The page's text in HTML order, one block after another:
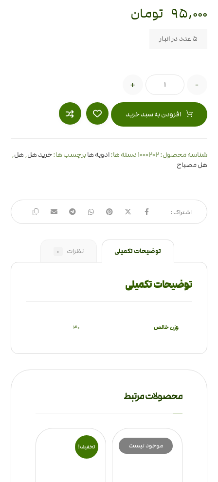
۹۵,۰۰۰ تومان
5 عدد در انبار
-
+
افزودن به سبد خرید
شناسه محصول:1000202 دسته ها:ادویه هابرچسب ها:خرید هل, هل,
هل مصباح
توضیحات تکمیلی نظرات 0
توضیحات تکمیلی
وزن خالص 30
محصولات مرتبط
موجود نیست تخفیف!